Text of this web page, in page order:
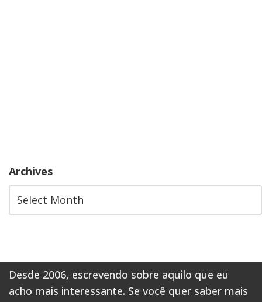
Archives
Desde 2006, escrevendo sobre aquilo que eu
acho mais interessante. Se você quer saber mais